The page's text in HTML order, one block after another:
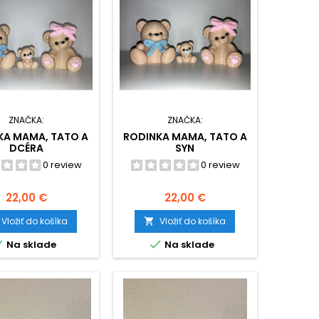
ZNAČKA:
MAMA, TATO A
DCÉRA
0 review
Cena
22,00 €
Vložiť do košíka
Na sklade
ZNAČKA:
RODINKA MAMA, TATO A
SYN
0 review
Cena
22,00 €
 Vložiť do košíka
 Na sklade